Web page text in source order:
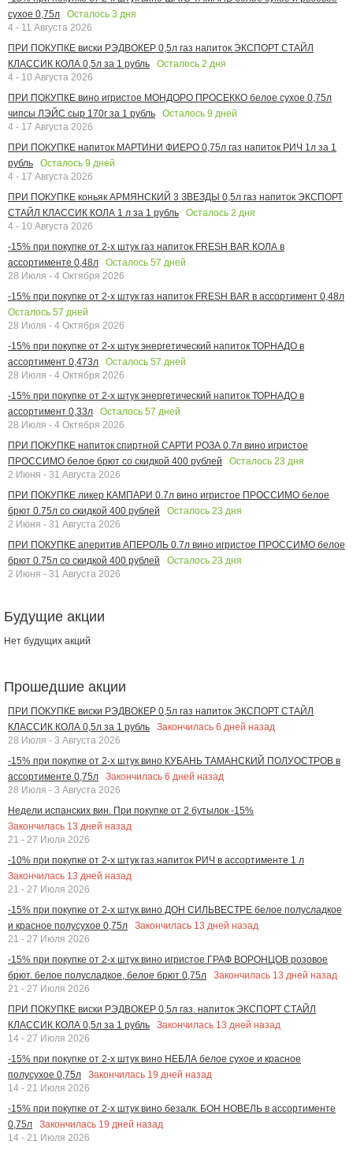
сухое 0,75л
Осталось 3 дня
4 - 11 Августа 2026
ПРИ ПОКУПКЕ виски РЭДВОКЕР 0,5л газ напиток ЭКСПОРТ СТАЙЛ
КЛАССИК КОЛА 0,5л за 1 рубль
Осталось 2 дня
4 - 10 Августа 2026
ПРИ ПОКУПКЕ вино игристое МОНДОРО ПРОСЕККО белое сухое 0,75л
чипсы ЛЭЙС сыр 170г за 1 рубль
Осталось 9 дней
4 - 17 Августа 2026
ПРИ ПОКУПКЕ напиток МАРТИНИ ФИЕРО 0,75л газ напиток РИЧ 1л за 1
рубль
Осталось 9 дней
4 - 17 Августа 2026
ПРИ ПОКУПКЕ коньяк АРМЯНСКИЙ 3 ЗВЕЗДЫ 0,5л газ напиток ЭКСПОРТ
СТАЙЛ КЛАССИК КОЛА 1 л за 1 рубль
Осталось 2 дня
4 - 10 Августа 2026
-15% при покупке от 2-х штук газ напиток FRESH BAR КОЛА в
ассортименте 0,48л
Осталось 57 дней
28 Июля - 4 Октября 2026
-15% при покупке от 2-х штук газ напиток FRESH BAR в ассортимент 0,48л
Осталось 57 дней
28 Июля - 4 Октября 2026
-15% при покупке от 2-х штук энергетический напиток ТОРНАДО в
ассортимент 0,473л
Осталось 57 дней
28 Июля - 4 Октября 2026
-15% при покупке от 2-х штук энергетический напиток ТОРНАДО в
ассортимент 0,33л
Осталось 57 дней
28 Июля - 4 Октября 2026
ПРИ ПОКУПКЕ напиток спиртной САРТИ РОЗА 0.7л вино игристое
ПРОССИМО белое брют со скидкой 400 рублей
Осталось 23 дня
2 Июня - 31 Августа 2026
ПРИ ПОКУПКЕ ликер КАМПАРИ 0.7л вино игристое ПРОССИМО белое
брют 0.75л со скидкой 400 рублей
Осталось 23 дня
2 Июня - 31 Августа 2026
ПРИ ПОКУПКЕ аперитив АПЕРОЛЬ 0.7л вино игристое ПРОССИМО белое
брют 0.75л со скидкой 400 рублей
Осталось 23 дня
2 Июня - 31 Августа 2026
Будущие акции
Нет будущих акций
Прошедшие акции
ПРИ ПОКУПКЕ виски РЭДВОКЕР 0,5л газ напиток ЭКСПОРТ СТАЙЛ
КЛАССИК КОЛА 0,5л за 1 рубль
Закончилась 6 дней назад
28 Июля - 3 Августа 2026
-15% при покупке от 2-х штук вино КУБАНЬ ТАМАНСКИЙ ПОЛУОСТРОВ в
ассортименте 0,75л
Закончилась 6 дней назад
28 Июля - 3 Августа 2026
Недели испанских вин. При покупке от 2 бутылок -15%
Закончилась 13 дней назад
21 - 27 Июля 2026
-10% при покупке от 2-х штук газ.напиток РИЧ в ассортименте 1 л
Закончилась 13 дней назад
21 - 27 Июля 2026
-15% при покупке от 2-х штук вино ДОН СИЛЬВЕСТРЕ белое полусладкое
и красное полусухое 0,75л
Закончилась 13 дней назад
21 - 27 Июля 2026
-15% при покупке от 2-х штук вино игристое ГРАФ ВОРОНЦОВ розовое
брют. белое полусладкое, белое брют 0,75л
Закончилась 13 дней назад
21 - 27 Июля 2026
ПРИ ПОКУПКЕ виски РЭДВОКЕР 0,5л газ. напиток ЭКСПОРТ СТАЙЛ
КЛАССИК КОЛА 0,5л за 1 рубль
Закончилась 13 дней назад
14 - 27 Июля 2026
-15% при покупке от 2-х штук вино НЕБЛА белое сухое и красное
полусухое 0,75л
Закончилась 19 дней назад
14 - 21 Июля 2026
-15% при покупке от 2-х штук вино безалк. БОН НОВЕЛЬ в ассортименте
0,75л
Закончилась 19 дней назад
14 - 21 Июля 2026